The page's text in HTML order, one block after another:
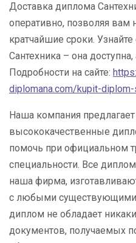
Доставка диплома
оперативно, позволяя вам
кратчайшие сроки.
Сантехника – она
Подробности на сайте:
diplomana.com/kupit-
Наша компания
высококачественные
помочь при официальном
специальности. Все
наша фирма,
с любыми существующими
диплом не обладает
документов, получаемых